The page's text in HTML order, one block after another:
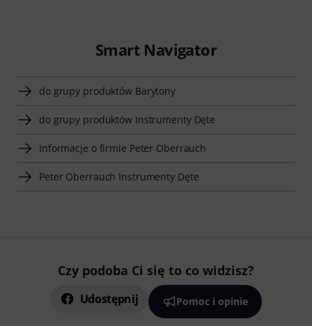
Smart Navigator
do grupy produktów Barytony
do grupy produktów Instrumenty Dęte
Informacje o firmie Peter Oberrauch
Peter Oberrauch Instrumenty Dęte
Czy podoba Ci się to co widzisz?
Udostępnij Pomoc i opinie